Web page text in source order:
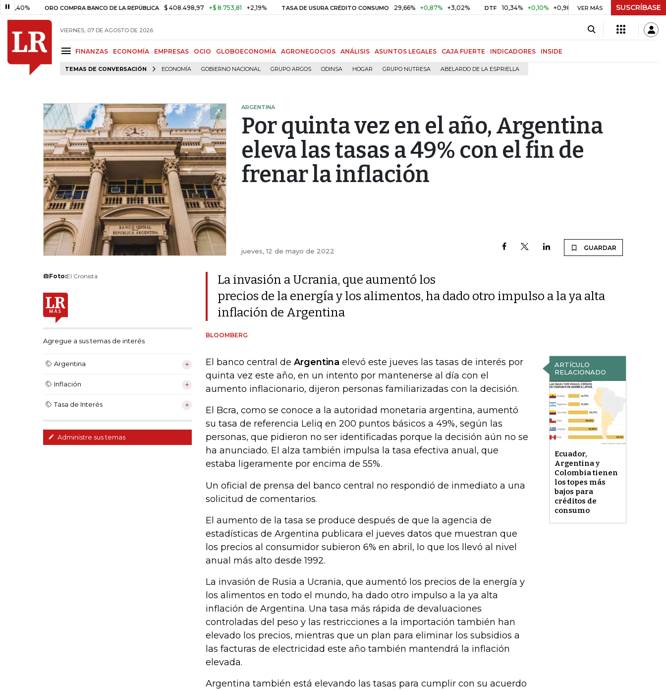
ORO COMPRA BANCO DE LA REPÚBLICA $ 408.498,97 +$ 8.753,81 +2,19% TASA DE USURA CRÉDITO CONSUMO 29,66% +0,87% +3,02% DTF 10,34% +0,10% +0,98% UVR $ 416,96 +$ 0,05 +0,01%
VER MÁS SUSCRÍBASE
VIERNES, 07 DE AGOSTO DE 2026
FINANZAS ECONOMÍA EMPRESAS OCIO GLOBOECONOMÍA AGRONEGOCIOS ANÁLISIS ASUNTOS LEGALES CAJA FUERTE INDICADORES INSIDE
TEMAS DE CONVERSACIÓN ECONOMÍA GOBIERNO NACIONAL GRUPO ARGOS ODINSA HOGAR GRUPO NUTRESA ABELARDO DE LA ESPRIELLA
ARGENTINA
Por quinta vez en el año, Argentina
eleva las tasas a 49% con el fin de
frenar la inflación
jueves, 12 de mayo de 2022 GUARDAR
Foto:El Cronista
Agregue a sus temas de interés
Argentina
Inflación
Tasa de Interés
Administre sus temas
La invasión a Ucrania, que aumentó los
precios de la energía y los alimentos, ha dado otro impulso a la ya alta
inflación de Argentina
BLOOMBERG
ARTÍCULO
RELACIONADO
Ecuador,
Argentina y
Colombia tienen
los topes más
bajos para
créditos de
consumo
El banco central de Argentina elevó este jueves las tasas de interés por
quinta vez este año, en un intento por mantenerse al día con el
aumento inflacionario, dijeron personas familiarizadas con la decisión.
El Bcra, como se conoce a la autoridad monetaria argentina, aumentó
su tasa de referencia Leliq en 200 puntos básicos a 49%, según las
personas, que pidieron no ser identificadas porque la decisión aún no se
ha anunciado. El alza también impulsa la tasa efectiva anual, que
estaba ligeramente por encima de 55%.
Un oficial de prensa del banco central no respondió de inmediato a una
solicitud de comentarios.
El aumento de la tasa se produce después de que la agencia de
estadísticas de Argentina publicara el jueves datos que muestran que
los precios al consumidor subieron 6% en abril, lo que los llevó al nivel
anual más alto desde 1992.
La invasión de Rusia a Ucrania, que aumentó los precios de la energía y
los alimentos en todo el mundo, ha dado otro impulso a la ya alta
inflación de Argentina. Una tasa más rápida de devaluaciones
controladas del peso y las restricciones a la importación también han
elevado los precios, mientras que un plan para eliminar los subsidios a
las facturas de electricidad este año también mantendrá la inflación
elevada.
Argentina también está elevando las tasas para cumplir con su acuerdo